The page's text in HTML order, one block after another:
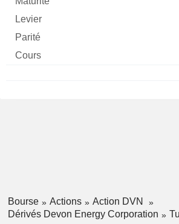
Bourse Actions
Action DVN
Dérivés Devon Energy Corporation